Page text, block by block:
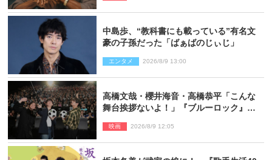
中島歩、“教科書にも載っている”有名文
豪の子孫だった「ばぁばのじぃじ」
エンタメ 2026/8/9 13:00
高橋文哉・櫻井海音・高橋恭平「こんな
舞台挨拶ないよ！」『ブルーロック』自
映画 2026/8/9 12:05